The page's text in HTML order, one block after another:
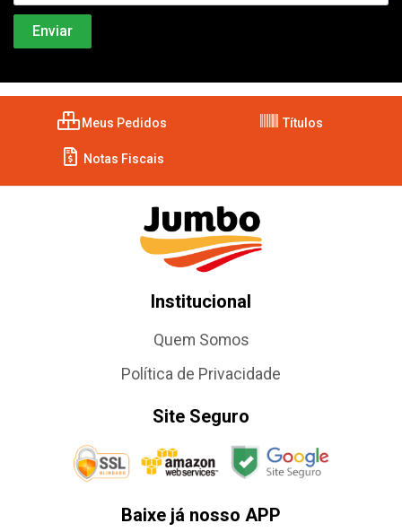
Meus Pedidos Títulos
Notas Fiscais
Institucional
Quem Somos
Política de Privacidade
Site Seguro
Baixe já nosso APP